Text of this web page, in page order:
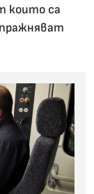
които са